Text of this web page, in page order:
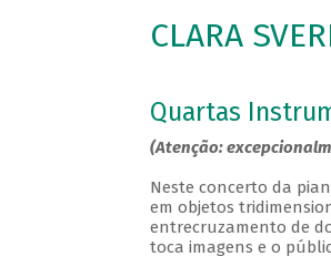
CLARA
Quartas
(Atenção:
Neste concerto da
em objetos
entrecruzamento de
toca imagens e o